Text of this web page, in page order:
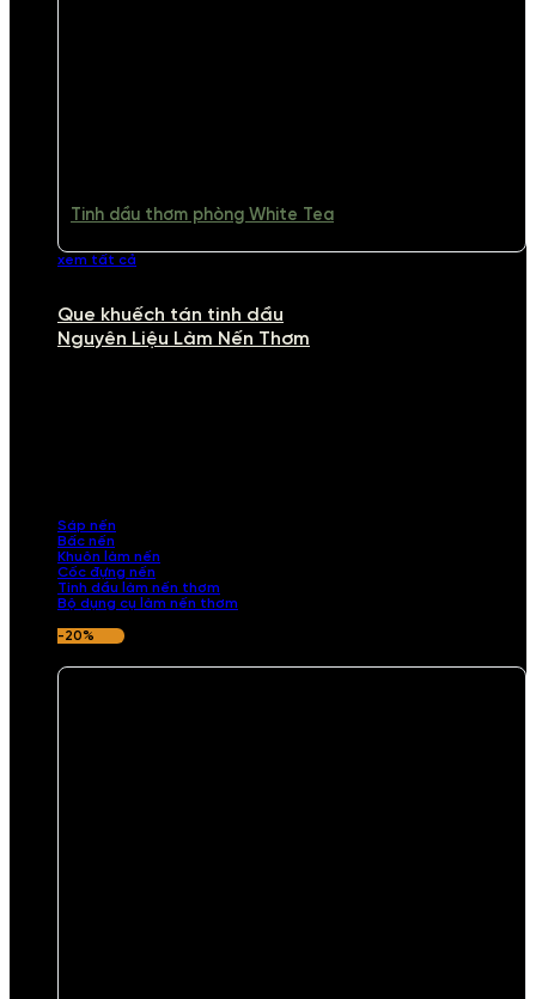
Tinh dầu thơm phòng White Tea
xem tất cả
Que khuếch tán tinh dầu
Nguyên Liệu Làm Nến Thơm
Sáp nến
Bấc nến
Khuôn làm nến
Cốc đựng nến
Tinh dầu làm nến thơm
Bộ dụng cụ làm nến thơm
-20%